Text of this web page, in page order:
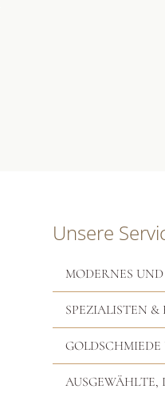
Unsere
MODERNES
SPEZIALISTEN &